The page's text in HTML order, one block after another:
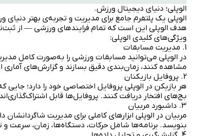
الوپلی؛ دنیای دیجیتال ورزش.
الوپلی یک پلتفرم جامع برای مدیریت و تجربه‌ی بهتر
هدف الوپلی این است که تمام فرایندهای ورزشی — از
ویژگی‌های کلیدی الوپلی:
1. مدیریت مسابقات
در الوپلی می‌توانید مسابقات ورزشی را به‌صورت کامل
مشاهده کنند، زمان‌بندی دقیق بسازند و گزارش‌های آماری
2. پروفایل بازیکنان
هر بازیکن در الوپلی پروفایل اختصاصی خود را دارد؛
بج‌های افتخار دریافت کنند. پروفایل‌ها قابل
3. داشبورد مربیان
مربیان در الوپلی ابزارهای کاملی برای مدیریت
بنویسد. برنامه‌ها شامل حرکات، دستگاه‌ها، زمان، سرعت